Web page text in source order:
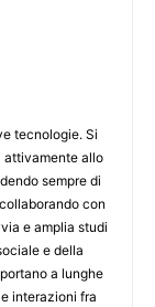
tecnologie. Si
attivamente allo
sempre di
con
e amplia studi
e della
a lunghe
interazioni fra